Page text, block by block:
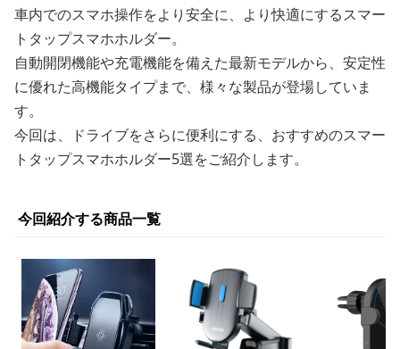
車内でのスマホ操作をより安全に、より快適にするスマー
トタップスマホホルダー。
自動開閉機能や充電機能を備えた最新モデルから、安定性
に優れた高機能タイプまで、様々な製品が登場していま
す。
今回は、ドライブをさらに便利にする、おすすめのスマー
トタップスマホホルダー5選をご紹介します。
今回紹介する商品一覧